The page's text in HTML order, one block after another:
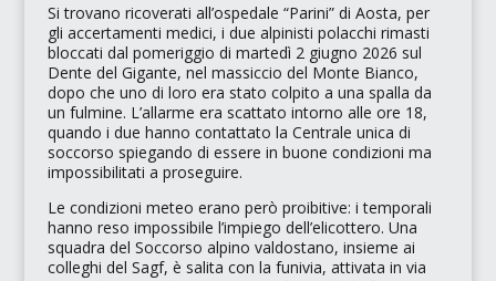
Si trovano ricoverati all’ospedale “Parini”di Aosta, per
gli accertamenti medici, i due alpinisti polacchi rimasti
bloccati dal pomeriggio di martedì 2 giugno 2026 sul
Dente del Gigante, nel massiccio del Monte Bianco,
dopo che uno di loro era stato colpito a una spalla da
un fulmine. L’allarme era scattato intorno alle ore 18,
quando i due hanno contattato la Centrale unica di
soccorso spiegando di essere in buone condizioni ma
impossibilitati a proseguire.
Le condizioni meteo erano però proibitive: i temporali
hanno reso impossibile l’impiego dell’elicottero. Una
squadra del Soccorso alpino valdostano, insieme ai
colleghi del Sagf, è salita con la funivia, attivata in via